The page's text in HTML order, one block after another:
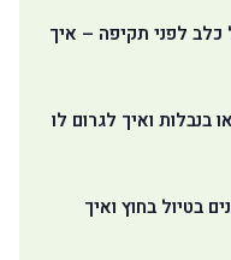
לפני תקיפה – איך
ואיך לגרום לו
בטיול בחוץ ואיך